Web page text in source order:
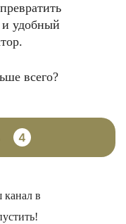
и удобный
всего?
4
канал в